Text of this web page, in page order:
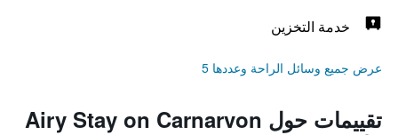
خدمة التخزين
عرض جميع وسائل الراحة وعددها 5
تقييمات حول Airy Stay on Carnarvon